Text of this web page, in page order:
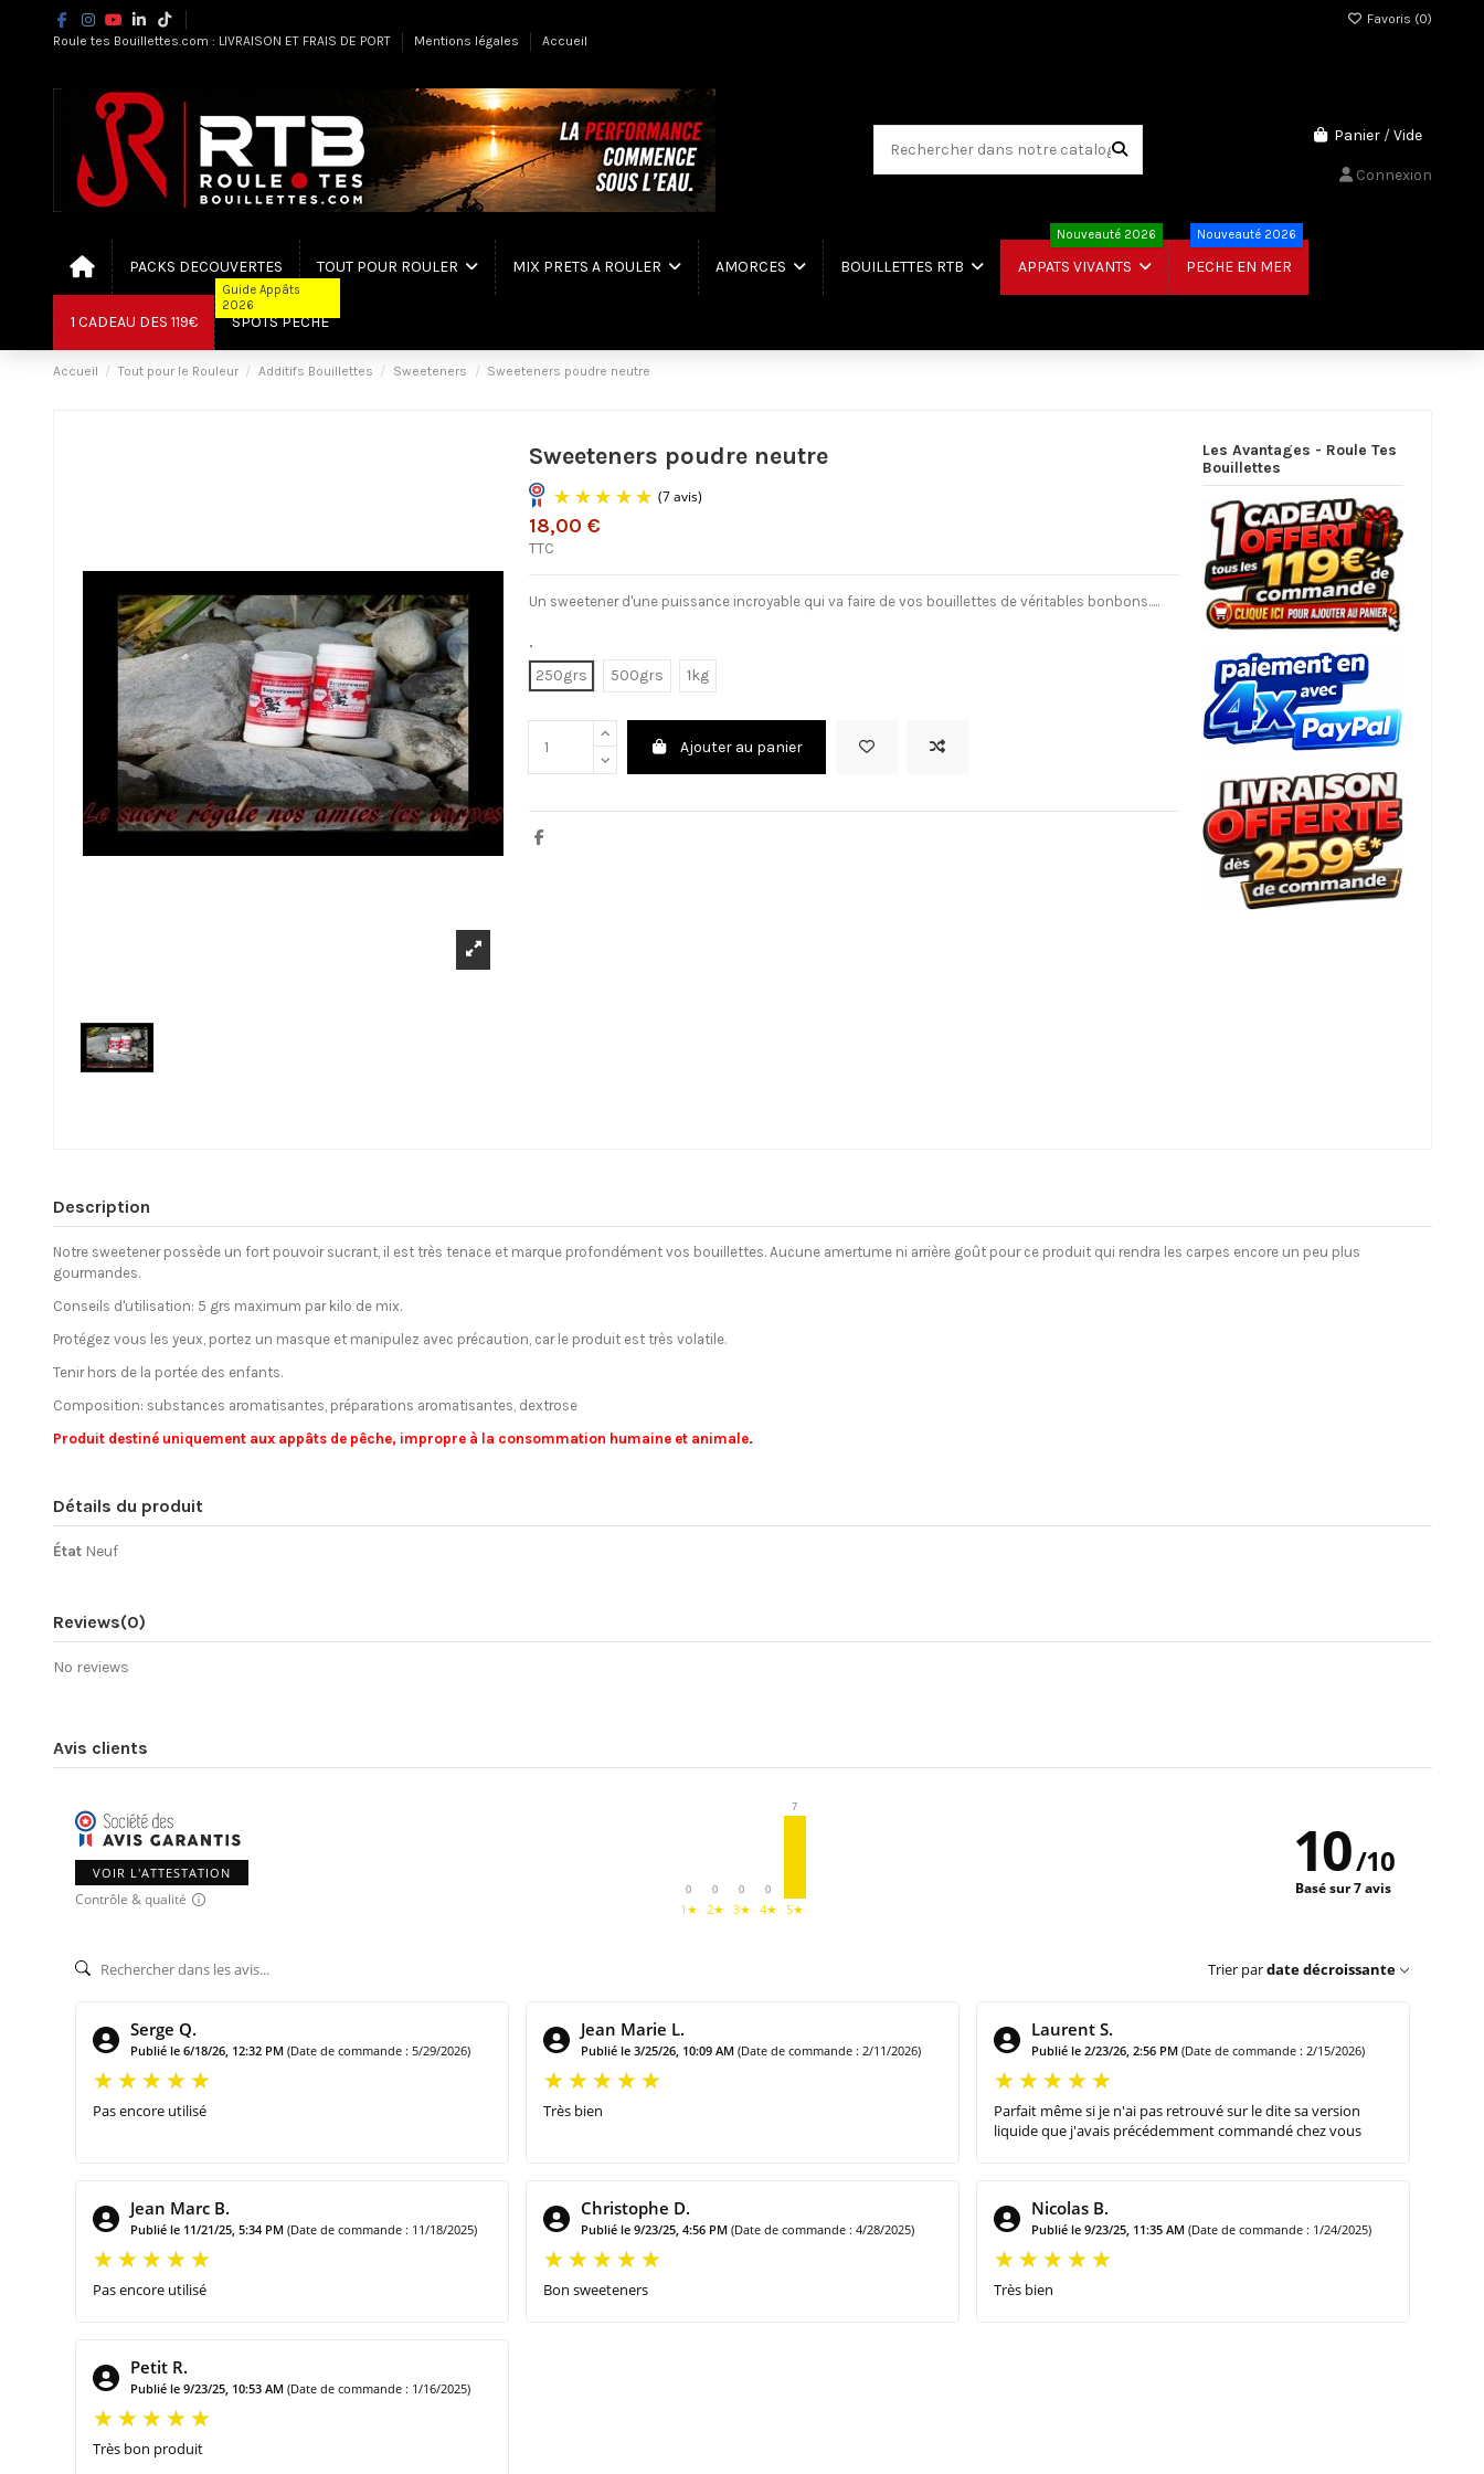
Roule tes Bouillettes.com : LIVRAISON ET FRAIS DE PORT Mentions légales Accueil
Favoris (0)
Panier /Vide
Connexion
PACKS DECOUVERTES TOUT POUR ROULER MIX PRETS A ROULER AMORCES BOUILLETTES RTB APPATS VIVANTS
Nouveauté 2026
PECHE EN MER
Nouveauté 2026
1 CADEAU DES 119€ SPOTS PÊCHE
Guide Appâts
2026
Accueil Tout pour le Rouleur Additifs Bouillettes Sweeteners Sweeteners poudre neutre
Sweeteners poudre neutre
18,00 €
TTC
Un sweetener d'une puissance incroyable qui va faire de vos bouillettes de véritables bonbons.....
.
250grs
500grs 1kg
Ajouter au panier
Les Avantages - Roule Tes
Bouillettes
Description
Notre sweetener possède un fort pouvoir sucrant, il est très tenace et marque profondément vos bouillettes. Aucune amertume ni arrière goût pour ce produit qui rendra les carpes encore un peu plus
gourmandes.
Conseils d'utilisation: 5 grs maximum par kilo de mix.
Protégez vous les yeux, portez un masque et manipulez avec précaution, car le produit est très volatile.
Tenir hors de la portée des enfants.
Composition: substances aromatisantes, préparations aromatisantes, dextrose
Produit destiné uniquement aux appâts de pêche, impropre à la consommation humaine et animale.
Détails du produit
État Neuf
Reviews(0)
No reviews
Avis clients
VOIR L'ATTESTATION
Contrôle & qualité
0
1★
0
2★
0
3★
0
4★
7
5★
10/10
Basé sur 7 avis
Trier pardate décroissante
Serge Q.
Publié le 6/18/26, 12:32 PM (Date de commande : 5/29/2026)
Pas encore utilisé
Jean Marie L.
Publié le 3/25/26, 10:09 AM (Date de commande : 2/11/2026)
Très bien
Laurent S.
Publié le 2/23/26, 2:56 PM (Date de commande : 2/15/2026)
Parfait même si je n'ai pas retrouvé sur le dite sa version
liquide que j'avais précédemment commandé chez vous
Jean Marc B.
Publié le 11/21/25, 5:34 PM (Date de commande : 11/18/2025)
Pas encore utilisé
Christophe D.
Publié le 9/23/25, 4:56 PM (Date de commande : 4/28/2025)
Bon sweeteners
Nicolas B.
Publié le 9/23/25, 11:35 AM (Date de commande : 1/24/2025)
Très bien
Petit R.
Publié le 9/23/25, 10:53 AM (Date de commande : 1/16/2025)
Très bon produit